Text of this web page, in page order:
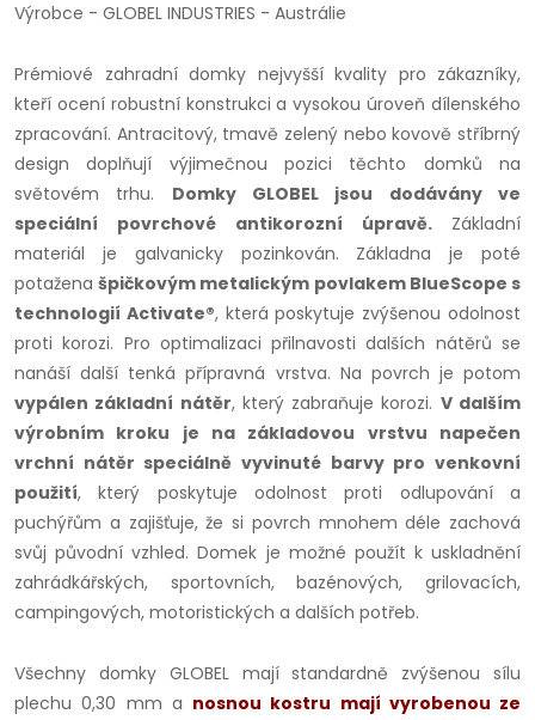
Výrobce - GLOBEL INDUSTRIES - Austrálie
Prémiové zahradní domky nejvyšší kvality pro zákazníky,
kteří ocení robustní konstrukci a vysokou úroveň dílenského
zpracování. Antracitový, tmavě zelený nebo kovově stříbrný
design doplňují výjimečnou pozici těchto domků na
světovém trhu. Domky GLOBEL jsou dodávány ve
speciální povrchové antikorozní úpravě. Základní
materiál je galvanicky pozinkován. Základna je poté
potaženašpičkovým metalickým povlakem BlueScope s
technologií Activate®, která poskytuje zvýšenou odolnost
proti korozi. Pro optimalizaci přilnavosti dalších nátěrů se
nanáší další tenká přípravná vrstva. Na povrch je potom
vypálen základní nátěr, který zabraňuje korozi. V dalším
výrobním kroku je na základovou vrstvu napečen
vrchní nátěr speciálně vyvinuté barvy pro venkovní
použití, který poskytuje odolnost proti odlupování a
puchýřům a zajišťuje, že si povrch mnohem déle zachová
svůj původní vzhled. Domek je možné použít k uskladnění
zahrádkářských, sportovních, bazénových, grilovacích,
campingových, motoristických a dalších potřeb.
Všechny domky GLOBEL mají standardně zvýšenou sílu
plechu 0,30 mm a nosnou kostru mají vyrobenou ze